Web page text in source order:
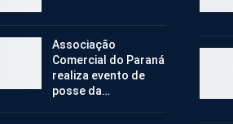
Associação
Comercial do Paraná
realiza evento de
posse da…